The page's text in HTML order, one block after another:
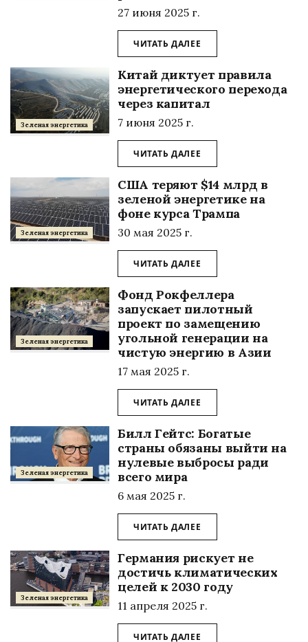
27 июня 2025 г.
ЧИТАТЬ ДАЛЕЕ
Зеленая энергетика
Китай диктует правила
энергетического перехода
через капитал
7 июня 2025 г.
ЧИТАТЬ ДАЛЕЕ
Зеленая энергетика
США теряют $14 млрд в
зеленой энергетике на
фоне курса Трампа
30 мая 2025 г.
ЧИТАТЬ ДАЛЕЕ
Зеленая энергетика
Фонд Рокфеллера
запускает пилотный
проект по замещению
угольной генерации на
чистую энергию в Азии
17 мая 2025 г.
ЧИТАТЬ ДАЛЕЕ
Зеленая энергетика
Билл Гейтс: Богатые
страны обязаны выйти на
нулевые выбросы ради
всего мира
6 мая 2025 г.
ЧИТАТЬ ДАЛЕЕ
Зеленая энергетика
Германия рискует не
достичь климатических
целей к 2030 году
11 апреля 2025 г.
ЧИТАТЬ ДАЛЕЕ